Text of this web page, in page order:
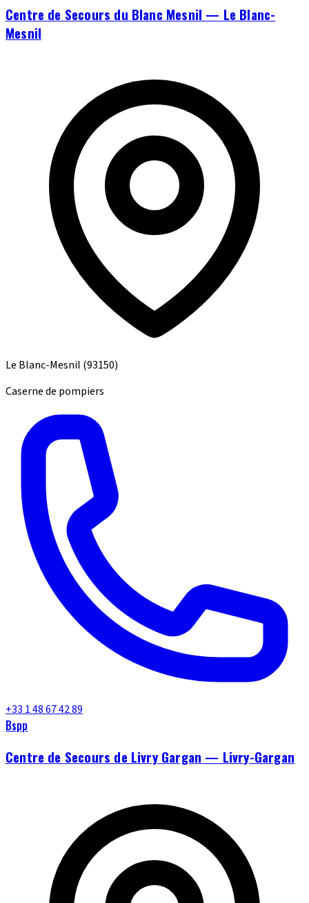
Centre de Secours du Blanc Mesnil — Le Blanc-
Mesnil
Le Blanc-Mesnil (93150)
Caserne de pompiers
+33 1 48 67 42 89
Bspp
Centre de Secours de Livry Gargan — Livry-Gargan